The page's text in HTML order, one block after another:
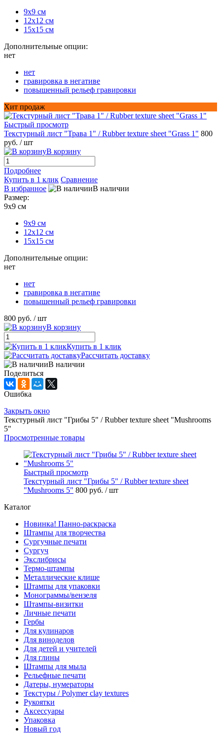
9х9 см
12х12 см
15х15 см
Дополнительные опции:
нет
нет
гравировка в негативе
повышенный рельеф гравировки
Хит продаж
Быстрый просмотр
Текстурный лист "Трава 1" / Rubber texture sheet "Grass 1" 800
руб. / шт
В корзину
Подробнее
Купить в 1 клик Сравнение
В избранное
В наличии
Размер:
9х9 см
9х9 см
12х12 см
15х15 см
Дополнительные опции:
нет
нет
гравировка в негативе
повышенный рельеф гравировки
800 руб. / шт
В корзину
Купить в 1 клик
Рассчитать доставку
В наличии
Поделиться
Ошибка
Закрыть окно
Текстурный лист "Грибы 5" / Rubber texture sheet "Mushrooms
5"
Просмотренные товары
Быстрый просмотр
Текстурный лист "Грибы 5" / Rubber texture sheet
"Mushrooms 5" 800 руб. / шт
Каталог
Новинка! Панно-раскраска
Штампы для творчества
Сургучные печати
Сургуч
Экслибрисы
Термо-штампы
Металлические клише
Штампы для упаковки
Монограммы/вензеля
Штампы-визитки
Личные печати
Гербы
Для кулинаров
Для виноделов
Для детей и учителей
Для глины
Штампы для мыла
Рельефные печати
Датеры, нумераторы
Текстуры / Polymer clay textures
Рукоятки
Аксессуары
Упаковка
Новый год